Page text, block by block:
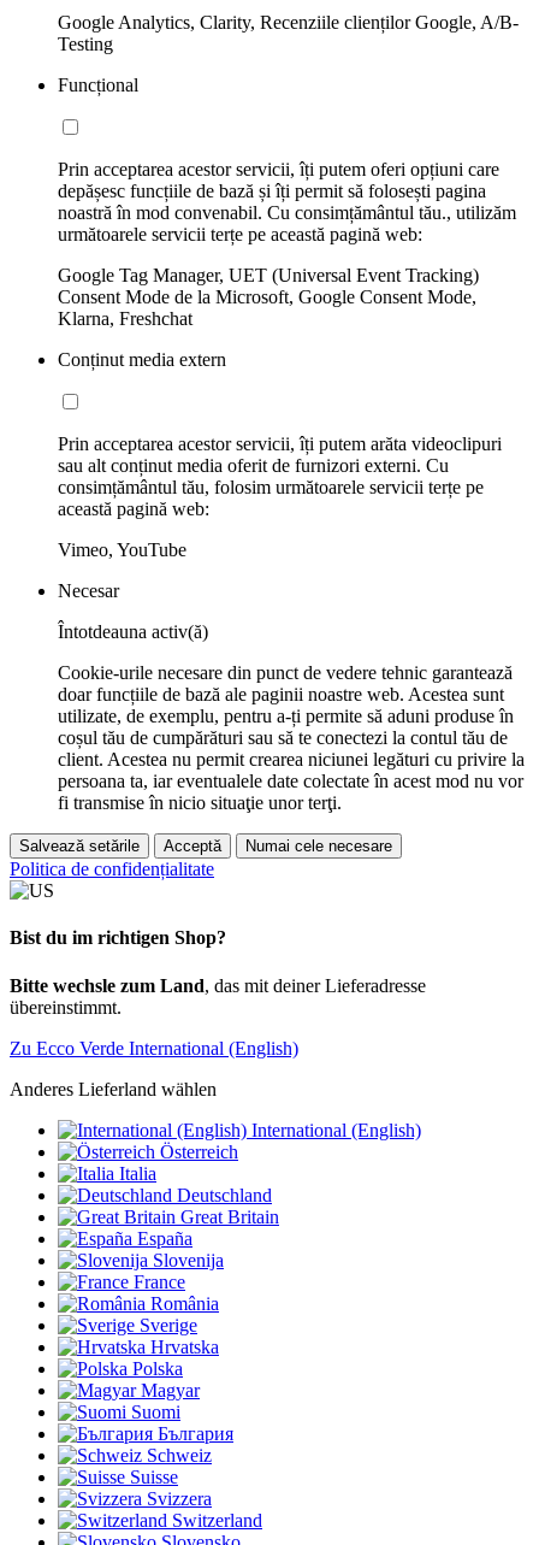
Google Analytics, Clarity, Recenziile clienților Google, A/B-
Testing
Funcțional
Prin acceptarea acestor servicii, îți putem oferi opțiuni care
depășesc funcțiile de bază și îți permit să folosești pagina
noastră în mod convenabil. Cu consimțământul tău., utilizăm
următoarele servicii terțe pe această pagină web:
Google Tag Manager, UET (Universal Event Tracking)
Consent Mode de la Microsoft, Google Consent Mode,
Klarna, Freshchat
Conținut media extern
Prin acceptarea acestor servicii, îți putem arăta videoclipuri
sau alt conținut media oferit de furnizori externi. Cu
consimțământul tău, folosim următoarele servicii terțe pe
această pagină web:
Vimeo, YouTube
Necesar
Întotdeauna activ(ă)
Cookie-urile necesare din punct de vedere tehnic garantează
doar funcțiile de bază ale paginii noastre web. Acestea sunt
utilizate, de exemplu, pentru a-ți permite să aduni produse în
coșul tău de cumpărături sau să te conectezi la contul tău de
client. Acestea nu permit crearea niciunei legături cu privire la
persoana ta, iar eventualele date colectate în acest mod nu vor
fi transmise în nicio situaţie unor terţi.
Salvează setările Acceptă Numai cele necesare
Politica de confidențialitate
Bist du im richtigen Shop?
Bitte wechsle zum Land, das mit deiner Lieferadresse
übereinstimmt.
Zu Ecco Verde International (English)
Anderes Lieferland wählen
International (English)
Österreich
Italia
Deutschland
Great Britain
España
Slovenija
France
România
Sverige
Hrvatska
Polska
Magyar
Suomi
България
Schweiz
Suisse
Svizzera
Switzerland